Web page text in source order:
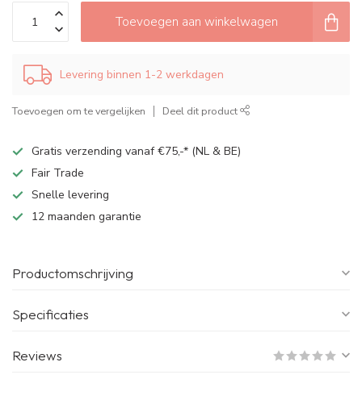
Toevoegen aan winkelwagen
Levering binnen 1-2 werkdagen
Toevoegen om te vergelijken Deel dit product
Gratis verzending vanaf €75,-* (NL & BE)
Fair Trade
Snelle levering
12 maanden garantie
Productomschrijving
Specificaties
Reviews